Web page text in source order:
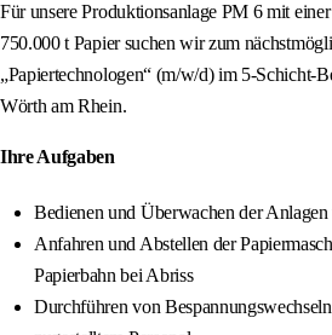
Für unsere Produktionsanlage PM 6 mit
750.000 t Papier suchen wir zum
„Papiertechnologen“ (m/w/d) im 5-Schicht-
Wörth am Rhein.
Ihre Aufgaben
Bedienen und Überwachen der
Anfahren und Abstellen der
Papierbahn bei Abriss
Durchführen von